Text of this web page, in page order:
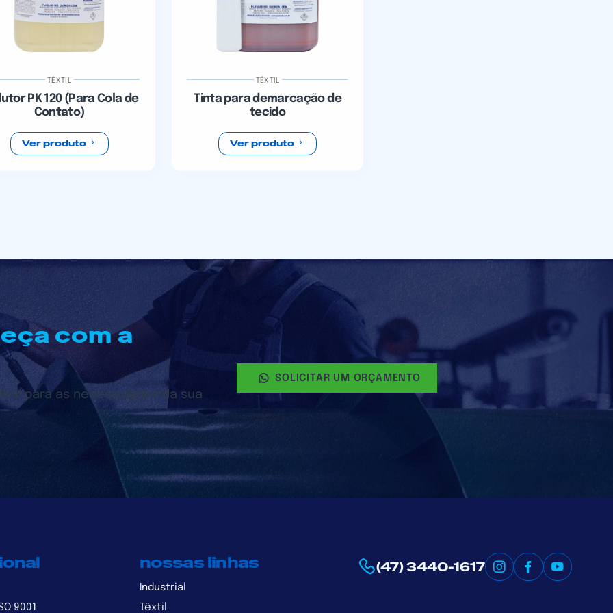
TÊXTIL
PK 120 (Para Cola de
Contato)
Ver produto
TÊXTIL
Tinta para demarcação de
tecido
Ver produto
com a
para as necessidades da sua
SOLICITAR UM ORÇAMENTO
9001
nossas linhas
Industrial
Têxtil
(47) 3440-1617